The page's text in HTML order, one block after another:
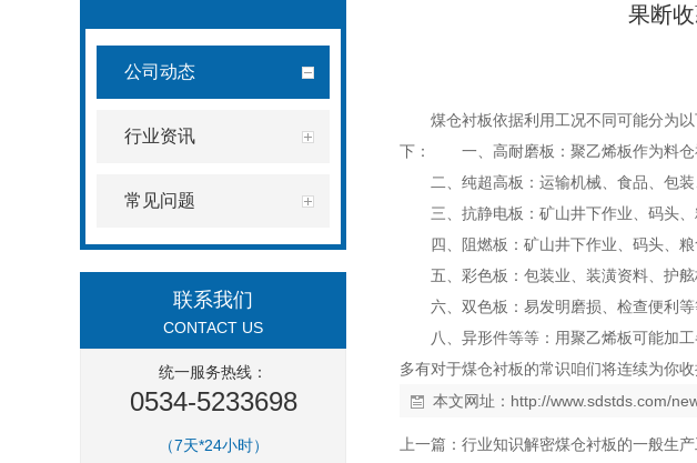
公司动态
行业资讯
常见问题
联系我们
CONTACT US
统一服务热线：
0534-5233698
（7天*24小时）
果断
煤仓衬板依据利用工况不同可能分为
下： 一、高耐磨板：聚乙烯板作为料仓
二、纯超高板：运输机械、食品、包
三、抗静电板：矿山井下作业、码头
四、阻燃板：矿山井下作业、码头、
五、彩色板：包装业、装潢资料、护
六、双色板：易发明磨损、检查便利
八、异形件等等：用聚乙烯板可能加
多有对于煤仓衬板的常识咱们将连续为你
本文网址： http://www.sdstds.com/
上一篇： 行业知识解密煤仓衬板的一般生